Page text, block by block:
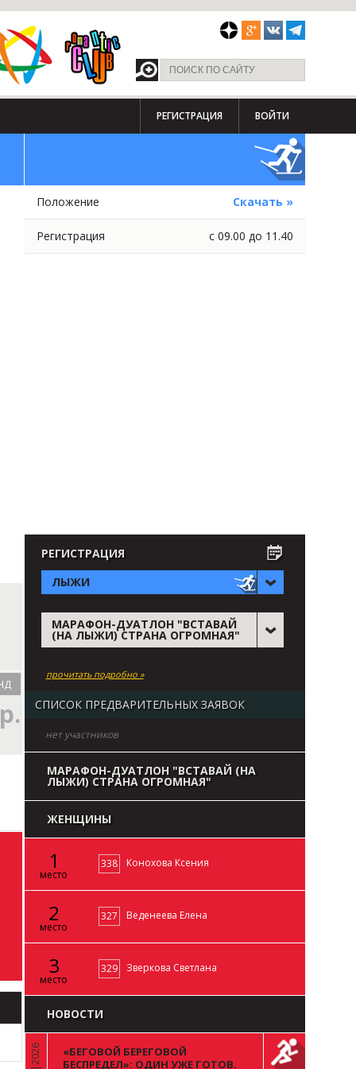
РЕГИСТРАЦИЯ ВОЙТИ
Положение Скачать »
Регистрация с 09.00 до 11.40
РЕГИСТРАЦИЯ
ЛЫЖИ
МАРАФОН-ДУАТЛОН "ВСТАВАЙ
(НА ЛЫЖИ) СТРАНА ОГРОМНАЯ"
прочитать подробно »
СПИСОК ПРЕДВАРИТЕЛЬНЫХ ЗАЯВОК
нет участников
МАРАФОН-ДУАТЛОН "ВСТАВАЙ (НА
ЛЫЖИ) СТРАНА ОГРОМНАЯ"
ЖЕНЩИНЫ
1
место
338 Конохова Ксения
2
место
327 Веденеева Елена
3
место
329 Зверкова Светлана
НОВОСТИ
«БЕГОВОЙ БЕРЕГОВОЙ
БЕСПРЕДЕЛ»: ОДИН УЖЕ ГОТОВ.